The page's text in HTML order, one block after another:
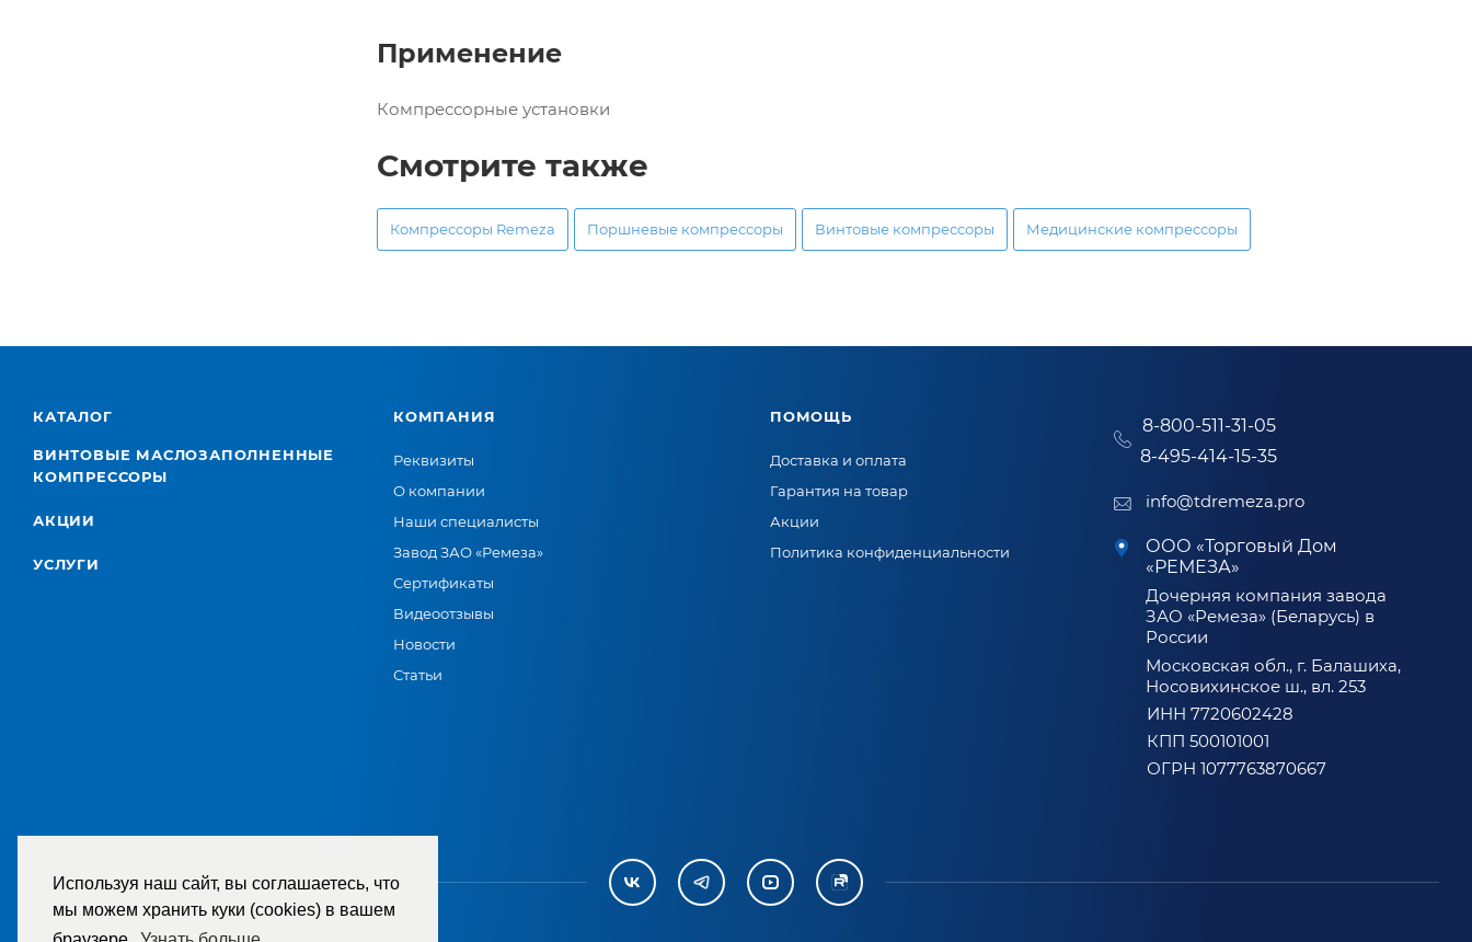
Используя наш сайт, вы соглашаетесь, что
мы можем хранить куки (cookies) в вашем
Применение
Компрессорные установки
Смотрите также
Компрессоры Remeza Поршневые компрессоры Винтовые компрессоры Медицинские компрессоры
КАТАЛОГ
ВИНТОВЫЕ МАСЛОЗАПОЛНЕННЫЕ
КОМПРЕССОРЫ
АКЦИИ
УСЛУГИ
КОМПАНИЯ
Реквизиты
О компании
Наши специалисты
Завод ЗАО «Ремеза»
Сертификаты
Видеоотзывы
Новости
Статьи
ПОМОЩЬ
Доставка и оплата
Гарантия на товар
Акции
Политика конфиденциальности
8-800-511-31-05
8-495-414-15-35
info@tdremeza.pro
ООО «Торговый Дом
«РЕМЕЗА»
Дочерняя компания завода
ЗАО «Ремеза» (Беларусь) в
России
Московская обл., г. Балашиха,
Носовихинское ш., вл. 253
ИНН 7720602428
КПП 500101001
ОГРН 1077763870667